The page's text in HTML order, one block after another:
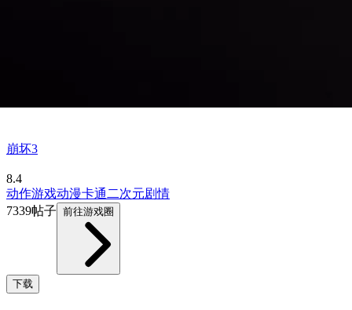
崩坏3
8.4
动作游戏动漫卡通 二次元剧情
7339帖子 前往游戏圈
下载